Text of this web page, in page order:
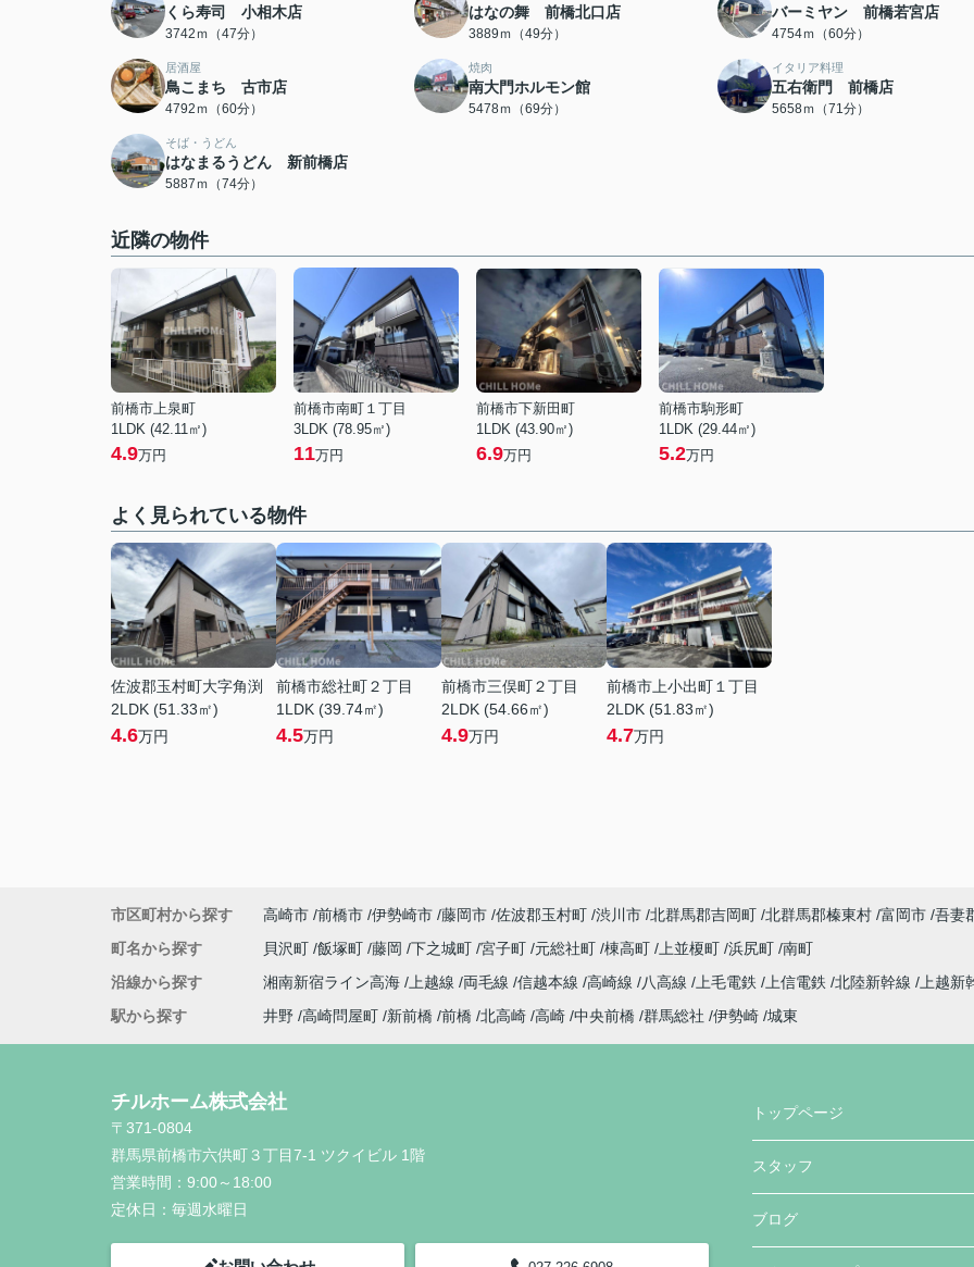
くら寿司 小相木店
3742ｍ（47分）
はなの舞 前橋北口店
3889ｍ（49分）
バーミヤン 前橋若宮店
4754ｍ（60分）
居酒屋
鳥こまち 古市店
4792ｍ（60分）
焼肉
南大門ホルモン館
5478ｍ（69分）
イタリア料理
五右衛門 前橋店
5658ｍ（71分）
そば・うどん
はなまるうどん 新前橋店
5887ｍ（74分）
近隣の物件
前橋市上泉町
1LDK (42.11㎡)
4.9万円
前橋市南町１丁目
3LDK (78.95㎡)
11万円
前橋市下新田町
1LDK (43.90㎡)
6.9万円
前橋市駒形町
1LDK (29.44㎡)
5.2万円
よく見られている物件
佐波郡玉村町大字角渕
2LDK (51.33㎡)
4.6万円
前橋市総社町２丁目
1LDK (39.74㎡)
4.5万円
前橋市三俣町２丁目
2LDK (54.66㎡)
4.9万円
前橋市上小出町１丁目
2LDK (51.83㎡)
4.7万円
市区町村から探す 高崎市 前橋市 伊勢崎市 藤岡市 佐波郡玉村町 渋川市 北群馬郡吉岡町 北群馬郡榛東村 富岡市 吾妻
町名から探す
貝沢町 飯塚町 藤岡 下之城町 宮子町 元総社町 棟高町 上並榎町 浜尻町 南町
沿線から探す
湘南新宿ライン高海 上越線 両毛線 信越本線 高崎線 八高線 上毛電鉄 上信電鉄 北陸新幹線
上越新
駅から探す
井野 高崎問屋町 新前橋 前橋 北高崎 高崎 中央前橋 群馬総社 伊勢崎 城東
チルホーム株式会社
〒371-0804
群馬県前橋市六供町３丁目7-1 ツクイビル 1階
営業時間： 9:00～18:00
定休日： 毎週水曜日
トップページ
スタッフ
ブログ